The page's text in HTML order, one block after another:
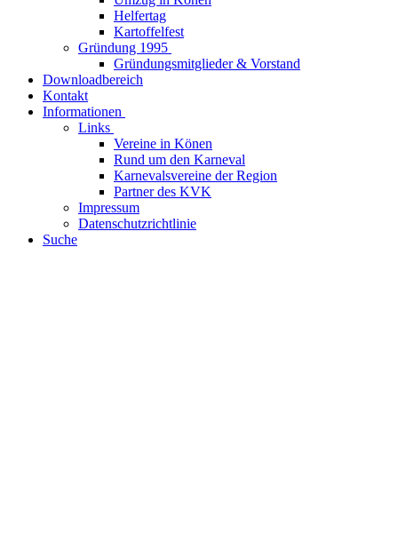
Helfertag
Kartoffelfest
Gründung 1995
Gründungsmitglieder & Vorstand
Downloadbereich
Kontakt
Informationen
Links
Vereine in Könen
Rund um den Karneval
Karnevalsvereine der Region
Partner des KVK
Impressum
Datenschutzrichtlinie
Suche